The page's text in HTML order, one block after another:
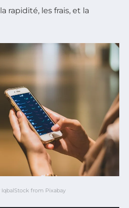
rapidité, les frais, et la
from Pixabay